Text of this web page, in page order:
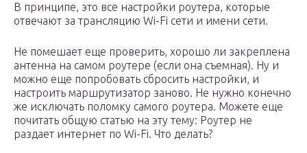
В принципе, это все настройки роутера, которые
отвечают за трансляцию Wi-Fi сети и имени сети.
Не помешает еще проверить, хорошо ли закреплена
антенна на самом роутере (если она съемная). Ну и
можно еще попробовать сбросить настройки, и
настроить маршрутизатор заново. Не нужно конечно
же исключать поломку самого роутера. Можете еще
почитать общую статью на эту тему: Роутер не
раздает интернет по Wi-Fi. Что делать?